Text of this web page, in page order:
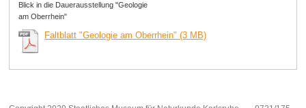
Blick in die Dauerausstellung "Geologie
am Oberrhein"
Faltblatt "Geologie am Oberrhein" (3 MB)